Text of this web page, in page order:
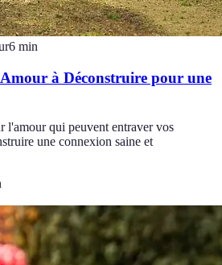
6 min
à Déconstruire pour une
l'amour qui peuvent entraver vos
une connexion saine et